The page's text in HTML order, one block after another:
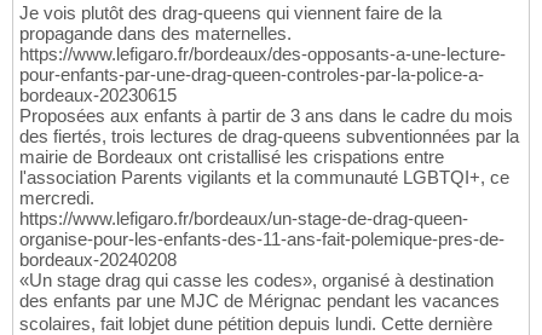
Je vois plutôt des drag-queens qui viennent faire de la
propagande dans des maternelles.
https://www.lefigaro.fr/bordeaux/des-opposants-a-une-lecture-
pour-enfants-par-une-drag-queen-controles-par-la-police-a-
bordeaux-20230615
Proposées aux enfants à partir de 3 ans dans le cadre du mois
des fiertés, trois lectures de drag-queens subventionnées par la
mairie de Bordeaux ont cristallisé les crispations entre
l'association Parents vigilants et la communauté LGBTQI+, ce
mercredi.
https://www.lefigaro.fr/bordeaux/un-stage-de-drag-queen-
organise-pour-les-enfants-des-11-ans-fait-polemique-pres-de-
bordeaux-20240208
«Un stage drag qui casse les codes», organisé à destination
des enfants par une MJC de Mérignac pendant les vacances
scolaires, fait lobjet dune pétition depuis lundi. Cette dernière